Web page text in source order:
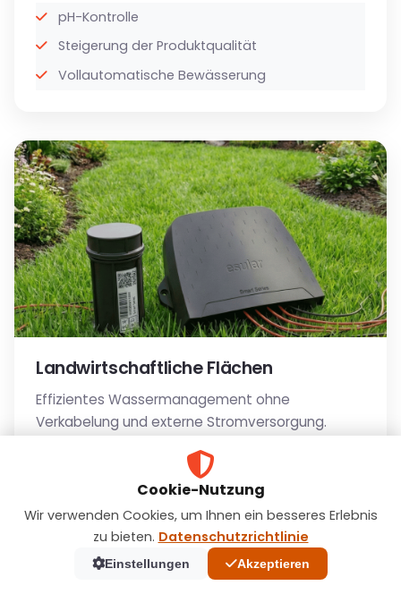
pH-Kontrolle
Steigerung der Produktqualität
Vollautomatische Bewässerung
Landwirtschaftliche Flächen
Effizientes Wassermanagement ohne
Verkabelung und externe Stromversorgung.
Drahtlose Installation
Bewässerungsszenarien
Vollautomatischer Modus
Cookie-Nutzung
Wir verwenden Cookies, um Ihnen ein besseres Erlebnis
zu bieten. Datenschutzrichtlinie
Einstellungen Akzeptieren